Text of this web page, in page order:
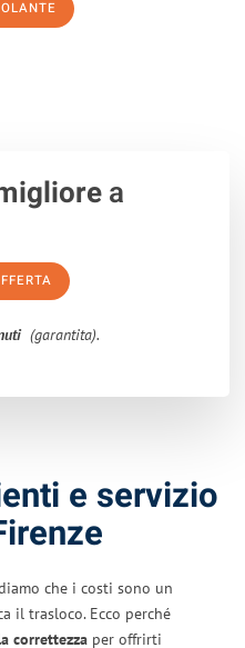
a
(garantita).
e servizio
che i costi sono un
il trasloco. Ecco perché
correttezza per offrirti